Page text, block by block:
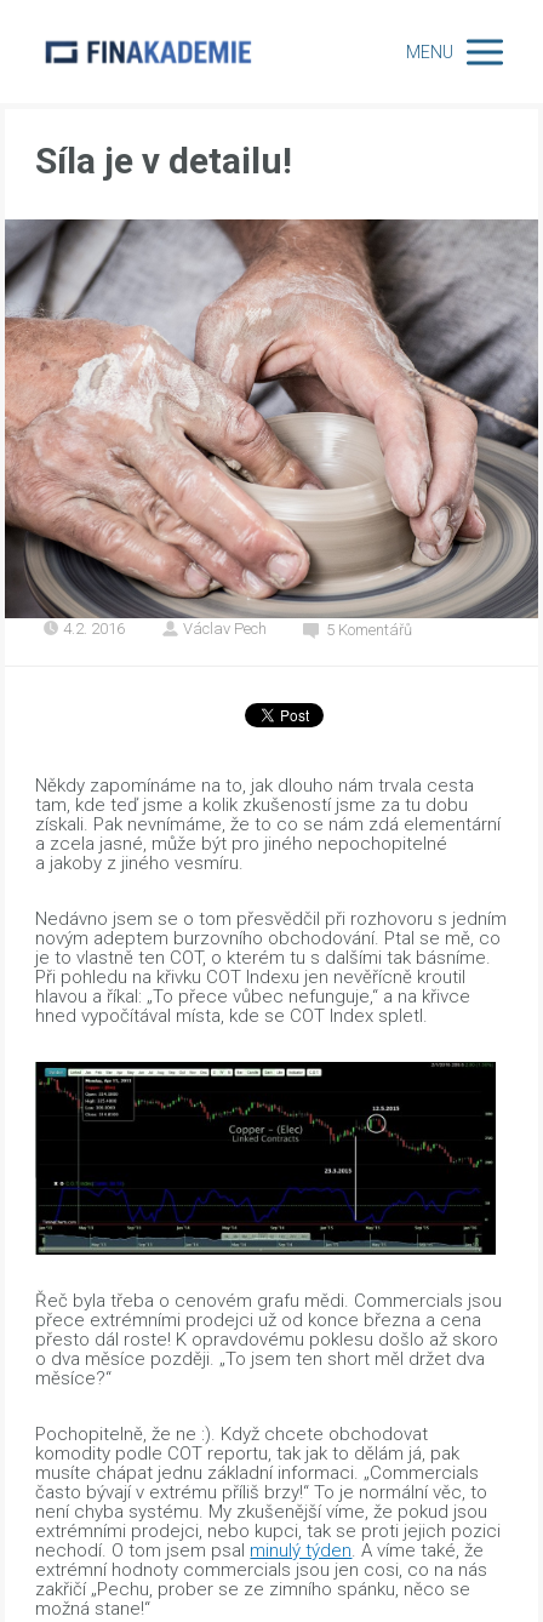
MENU
Síla je v detailu!
4.2. 2016 Václav Pech 5 Komentářů
Někdy zapomínáme na to, jak dlouho nám trvala cesta
tam, kde teď jsme a kolik zkušeností jsme za tu dobu
získali. Pak nevnímáme, že to co se nám zdá elementární
a zcela jasné, může být pro jiného nepochopitelné
a jakoby z jiného vesmíru.
Nedávno jsem se o tom přesvědčil při rozhovoru s jedním
novým adeptem burzovního obchodování. Ptal se mě, co
je to vlastně ten COT, o kterém tu s dalšími tak básníme.
Při pohledu na křivku COT Indexu jen nevěřícně kroutil
hlavou a říkal: „To přece vůbec nefunguje,“ a na křivce
hned vypočítával místa, kde se COT Index spletl.
Řeč byla třeba o cenovém grafu mědi. Commercials jsou
přece extrémními prodejci už od konce března a cena
přesto dál roste! K opravdovému poklesu došlo až skoro
o dva měsíce později. „To jsem ten short měl držet dva
měsíce?“
Pochopitelně, že ne :). Když chcete obchodovat
komodity podle COT reportu, tak jak to dělám já, pak
musíte chápat jednu základní informaci. „Commercials
často bývají v extrému příliš brzy!“ To je normální věc, to
není chyba systému. My zkušenější víme, že pokud jsou
extrémními prodejci, nebo kupci, tak se proti jejich pozici
nechodí. O tom jsem psal minulý týden. A víme také, že
extrémní hodnoty commercials jsou jen cosi, co na nás
zakřičí „Pechu, prober se ze zimního spánku, něco se
možná stane!“